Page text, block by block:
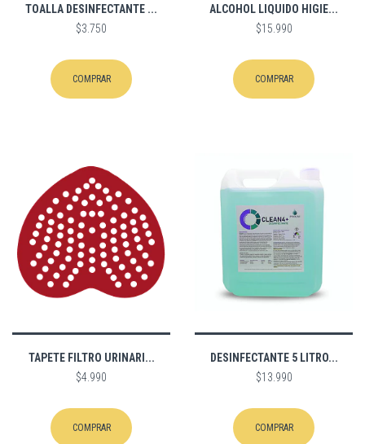
TOALLA DESINFECTANTE ...
$3.750
COMPRAR
ALCOHOL LIQUIDO HIGIE...
$15.990
COMPRAR
TAPETE FILTRO URINARI...
$4.990
COMPRAR
DESINFECTANTE 5 LITRO...
$13.990
COMPRAR